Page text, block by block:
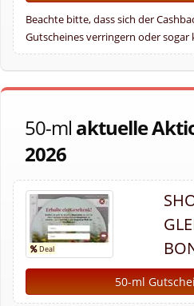
Beachte bitte, dass sich der
Gutscheines verringern oder
50-ml aktuelle
2026
50-ml